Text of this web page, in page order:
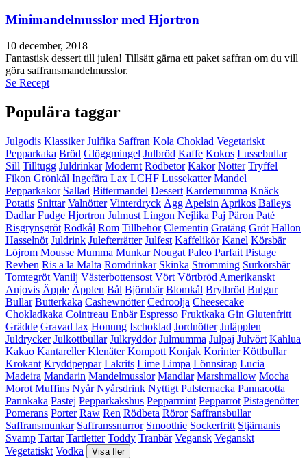
Minimandelmusslor med Hjortron
10 december, 2018
Fantastisk dessert till julen! Tillsätt gärna ett paket saffran om du vill
göra saffransmandelmusslor.
Se Recept
Populära taggar
Julgodis Klassiker Julfika Saffran Kola Choklad Vegetariskt
Pepparkaka Bröd Glöggmingel Julbröd Kaffe Kokos Lussebullar
Sill Tilltugg Juldrinkar Modernt Rödbetor Kakor Nötter Tryffel
Fikon Grönkål Ingefära Lax LCHF Lussekatter Mandel
Pepparkakor Sallad Bittermandel Dessert Kardemumma Knäck
Potatis Snittar Valnötter Vinterdryck Ägg Apelsin Aprikos Baileys
Dadlar Fudge Hjortron Julmust Lingon Nejlika Paj Päron Paté
Risgrynsgröt Rödkål Rom Tillbehör Clementin Gratäng Gröt Hallon
Hasselnöt Juldrink Julefterrätter Julfest Kaffelikör Kanel Körsbär
Löjrom Mousse Mumma Munkar Nougat Paleo Parfait Pistage
Revben Ris a la Malta Romdrinkar Skinka Strömming Surkörsbär
Tomtegröt Vanilj Västerbottensost Vört Vörtbröd Amerikanskt
Anjovis Äpple Äpplen Bål Björnbär Blomkål Brytbröd Bulgur
Bullar Butterkaka Cashewnötter Cedroolja Cheesecake
Chokladkaka Cointreau Enbär Espresso Fruktkaka Gin Glutenfritt
Grädde Gravad lax Honung Ischoklad Jordnötter Juläpplen
Juldrycker Julköttbullar Julkryddor Julmumma Julpaj Julvört Kahlua
Kakao Kantareller Klenäter Kompott Konjak Korinter Köttbullar
Krokant Kryddpeppar Lakrits Lime Limpa Lönnsirap Lucia
Madeira Mandarin Mandelmusslor Mandlar Marshmallow Mocha
Morot Muffins Nyår Nyårsdrink Nyttigt Palsternacka Pannacotta
Pannkaka Pastej Pepparkakshus Pepparmint Pepparrot Pistagenötter
Pomerans Porter Raw Ren Rödbeta Röror Saffransbullar
Saffransmunkar Saffranssnurror Smoothie Sockerfritt Stjärnanis
Svamp Tartar Tartletter Toddy Tranbär Vegansk Veganskt
Vegetatiskt Vodka Visa fler